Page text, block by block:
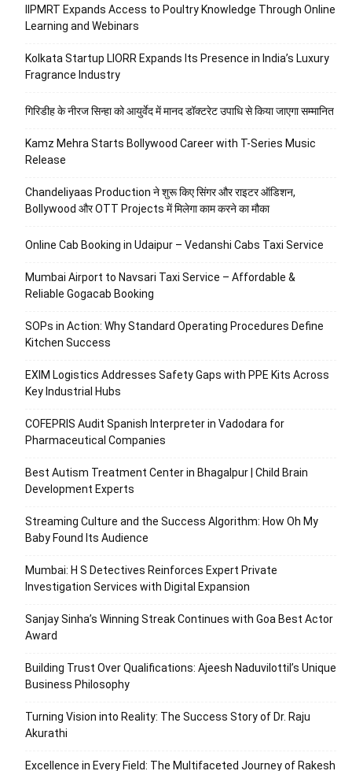
IIPMRT Expands Access to Poultry Knowledge Through Online
Learning and Webinars
Kolkata Startup LIORR Expands Its Presence in India’s Luxury
Fragrance Industry
गिरिडीह के नीरज सिन्हा को आयुर्वेद में मानद डॉक्टरेट उपाधि से किया जाएगा सम्मानित
Kamz Mehra Starts Bollywood Career with T-Series Music
Release
Chandeliyaas Production ने शुरू किए सिंगर और राइटर ऑडिशन,
Bollywood और OTT Projects में मिलेगा काम करने का मौका
Online Cab Booking in Udaipur – Vedanshi Cabs Taxi Service
Mumbai Airport to Navsari Taxi Service – Affordable &
Reliable Gogacab Booking
SOPs in Action: Why Standard Operating Procedures Define
Kitchen Success
EXIM Logistics Addresses Safety Gaps with PPE Kits Across
Key Industrial Hubs
COFEPRIS Audit Spanish Interpreter in Vadodara for
Pharmaceutical Companies
Best Autism Treatment Center in Bhagalpur | Child Brain
Development Experts
Streaming Culture and the Success Algorithm: How Oh My
Baby Found Its Audience
Mumbai: H S Detectives Reinforces Expert Private
Investigation Services with Digital Expansion
Sanjay Sinha’s Winning Streak Continues with Goa Best Actor
Award
Building Trust Over Qualifications: Ajeesh Naduvilottil’s Unique
Business Philosophy
Turning Vision into Reality: The Success Story of Dr. Raju
Akurathi
Excellence in Every Field: The Multifaceted Journey of Rakesh